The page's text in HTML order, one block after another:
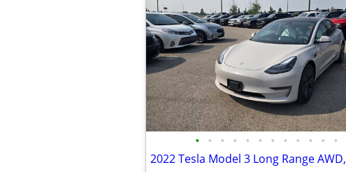
• • • • • • • • • • • •